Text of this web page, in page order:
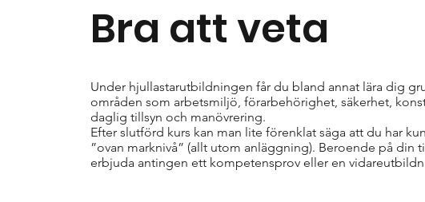
Bra att veta
Under hjullastarutbildningen får du bland annat lära dig
områden som arbetsmiljö, förarbehörighet, säkerhet,
daglig tillsyn och manövrering.
Efter slutförd kurs kan man lite förenklat säga att du har
”ovan marknivå” (allt utom anläggning). Beroende på din
erbjuda antingen ett kompetensprov eller en